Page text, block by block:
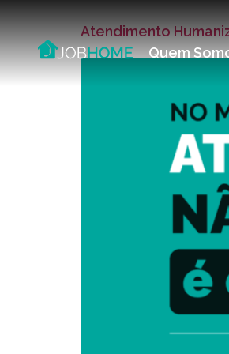
Quem
Atendimento